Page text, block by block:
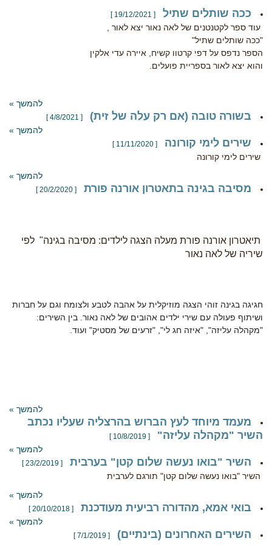
ככה שותלים שתיל [ 19/12/2021 ]
עוד ספר לקטנטנים של לאה נאור יצא לאור ,
"ככה שותלים שתיל"
הספר נדפס על דפי קרטוו קשיח, איירה עדי אלקין
והוא יצא לאור בספריית פועלים.
להמשך »
בשורה טובה (אם רק עלה של זית) [ 4/8/2021 ]
להמשך »
שירים לימי קורונה [ 11/11/2020 ]
שירים לימי קורונה
להמשך »
מסיבה בגינה בתאטרון אורנה פורת [ 20/2/2020 ]
תיאטרון אורנה פורת מעלה הצגה לילדים: מסיבה בגינה" לפי
שיריה של לאה נאור
חגיגה בגינה זוהי הצגה מוזיקלית על אהבה לטבע ולצומח וגם על חברות
ושיתוף פעולה עם שירי ילדים אהובים של לאה נאור. בין השירים:
"מקהלה עליזה", "איזה חג לי", "זרעים של מסטיק" ועוד.
להמשך »
מעמד מיוחד לעץ הברוש בהרצליה שעליו נכתב
השיר "מקהלה עליזה"
[ 10/8/2019 ]
להמשך »
השיר "בואו נעשה שלום קטן" בערבית [ 23/2/2019 ]
השיר "בואו נעשה שלום קטן" תורגם לערבית
להמשך »
בואי אמא, מהדורה רביעית מעודכנת [ 20/10/2018 ]
להמשך »
השירים האחרונים (בינתיים) [ 7/1/2019 ]